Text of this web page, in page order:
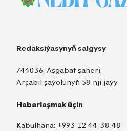
Redaksiýasynyň salgysy
744036, Aşgabat şäheri,
Arçabil şaýolunyň 58-nji jaýy
Habarlaşmak üçin
Kabulhana: +993 12 44-38-48